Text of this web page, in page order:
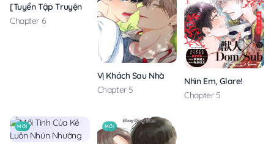
[Tuyển Tập Truyện Ngắn BL: Xâm Chiếm Dâm Đãng] Đào Xới
Chapter 6
Vị Khách Sau Nhà
Chapter 5
Nhìn Em, Glare!
Chapter 5
MỚI MỚI